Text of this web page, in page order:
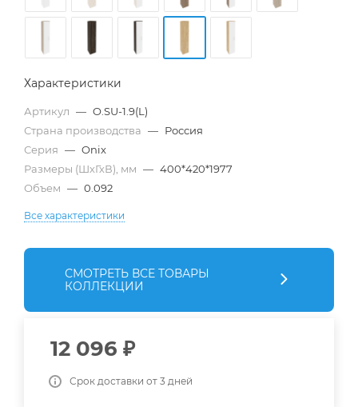
Характеристики
Артикул — O.SU-1.9(L)
Страна производства — Россия
Серия — Onix
Размеры (ШхГхВ), мм — 400*420*1977
Объем — 0.092
Все характеристики
СМОТРЕТЬ ВСЕ ТОВАРЫ
КОЛЛЕКЦИИ
12 096 ₽
Срок доставки от 3 дней